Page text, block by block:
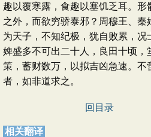
趣以覆寒露，食趣以塞饥乏耳。
之外，而欲穷骄泰邪？周穆王、
为天子，不知纪极，犹自败累，况
婢盛多不可出二十人，良田十顷，
策，蓄财数万，以拟吉凶急速。
者，如非道求之。
回目录
相关翻译